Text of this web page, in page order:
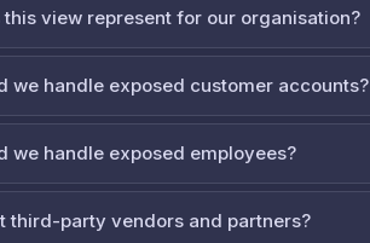
this view represent for our organisation?
we handle exposed customer accounts?
we handle exposed employees?
third-party vendors and partners?